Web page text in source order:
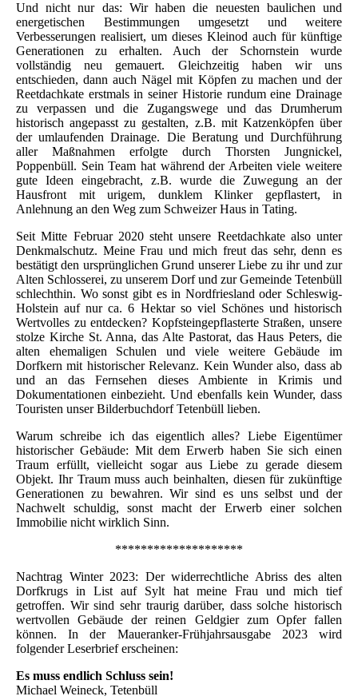
Und nicht nur das: Wir haben die neuesten baulichen und
energetischen Bestimmungen umgesetzt und weitere
Verbesserungen realisiert, um dieses Kleinod auch für künftige
Generationen zu erhalten. Auch der Schornstein wurde
vollständig neu gemauert. Gleichzeitig haben wir uns
entschieden, dann auch Nägel mit Köpfen zu machen und der
Reetdachkate erstmals in seiner Historie rundum eine Drainage
zu verpassen und die Zugangswege und das Drumherum
historisch angepasst zu gestalten, z.B. mit Katzenköpfen über
der umlaufenden Drainage. Die Beratung und Durchführung
aller Maßnahmen erfolgte durch Thorsten Jungnickel,
Poppenbüll. Sein Team hat während der Arbeiten viele weitere
gute Ideen eingebracht, z.B. wurde die Zuwegung an der
Hausfront mit urigem, dunklem Klinker gepflastert, in
Anlehnung an den Weg zum Schweizer Haus in Tating.
Seit Mitte Februar 2020 steht unsere Reetdachkate also unter
Denkmalschutz. Meine Frau und mich freut das sehr, denn es
bestätigt den ursprünglichen Grund unserer Liebe zu ihr und zur
Alten Schlosserei, zu unserem Dorf und zur Gemeinde Tetenbüll
schlechthin. Wo sonst gibt es in Nordfriesland oder Schleswig-
Holstein auf nur ca. 6 Hektar so viel Schönes und historisch
Wertvolles zu entdecken? Kopfsteingepflasterte Straßen, unsere
stolze Kirche St. Anna, das Alte Pastorat, das Haus Peters, die
alten ehemaligen Schulen und viele weitere Gebäude im
Dorfkern mit historischer Relevanz. Kein Wunder also, dass ab
und an das Fernsehen dieses Ambiente in Krimis und
Dokumentationen einbezieht. Und ebenfalls kein Wunder, dass
Touristen unser Bilderbuchdorf Tetenbüll lieben.
Warum schreibe ich das eigentlich alles? Liebe Eigentümer
historischer Gebäude: Mit dem Erwerb haben Sie sich einen
Traum erfüllt, vielleicht sogar aus Liebe zu gerade diesem
Objekt. Ihr Traum muss auch beinhalten, diesen für zukünftige
Generationen zu bewahren. Wir sind es uns selbst und der
Nachwelt schuldig, sonst macht der Erwerb einer solchen
Immobilie nicht wirklich Sinn.
********************
Nachtrag Winter 2023: Der widerrechtliche Abriss des alten
Dorfkrugs in List auf Sylt hat meine Frau und mich tief
getroffen. Wir sind sehr traurig darüber, dass solche historisch
wertvollen Gebäude der reinen Geldgier zum Opfer fallen
können. In der Maueranker-Frühjahrsausgabe 2023 wird
folgender Leserbrief erscheinen:
Es muss endlich Schluss sein!
Michael Weineck, Tetenbüll